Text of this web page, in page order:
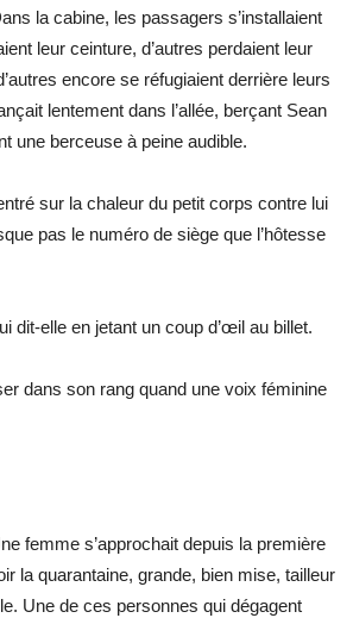
la cabine, les passagers s’installaient
leur ceinture, d’autres perdaient leur
encore se réfugiaient derrière leurs
lentement dans l’allée, berçant Sean
une berceuse à peine audible.
sur la chaleur du petit corps contre lui
pas le numéro de siège que l’hôtesse
dit-elle en jetant un coup d’œil au billet.
dans son rang quand une voix féminine
femme s’approchait depuis la première
la quarantaine, grande, bien mise, tailleur
Une de ces personnes qui dégagent